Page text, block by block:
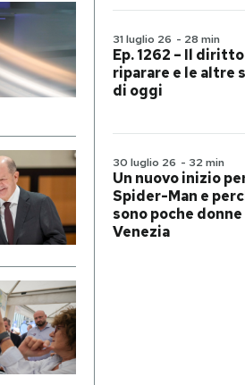
31 luglio 26 - 28 min
Ep. 1262 – Il
riparare e le altre
di oggi
30 luglio 26 - 32 min
Un nuovo inizio
Spider-Man e
sono poche donne
Venezia